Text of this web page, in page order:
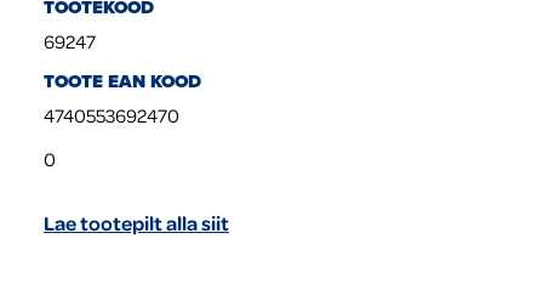
TOOTEKOOD
69247
TOOTE EAN KOOD
4740553692470
0
Lae tootepilt alla siit